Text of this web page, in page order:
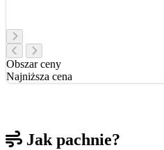
Obszar ceny
Najniższa cena
Jak pachnie?